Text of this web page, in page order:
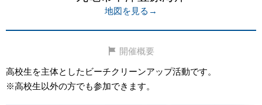
地図を見る→
開催概要
高校生を主体としたビーチクリーンアップ活動です。
※高校生以外の方でも参加できます。